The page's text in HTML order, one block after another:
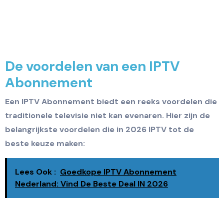
De voordelen van een IPTV
Abonnement
Een IPTV Abonnement biedt een reeks voordelen die
traditionele televisie niet kan evenaren. Hier zijn de
belangrijkste voordelen die in 2026 IPTV tot de
beste keuze maken:
Lees Ook : Goedkope IPTV Abonnement
Nederland: Vind De Beste Deal IN 2026